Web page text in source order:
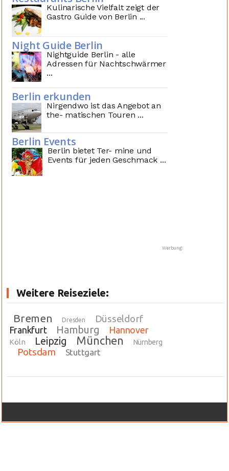
Kulinarische Vielfalt zeigt der
Gastro Guide von Berlin ...
Night Guide Berlin
Nightguide Berlin - alle
Adressen für Nachtschwärmer
...
Berlin erkunden
Nirgendwo ist das Angebot an
the- matischen Touren ...
Berlin Events
Berlin bietet Ter- mine und
Events für jeden Geschmack ...
Werbung:
Weitere Reiseziele:
Bremen Dresden Düsseldorf
Frankfurt Hamburg Hannover
Köln Leipzig München Nürnberg
Potsdam Stuttgart